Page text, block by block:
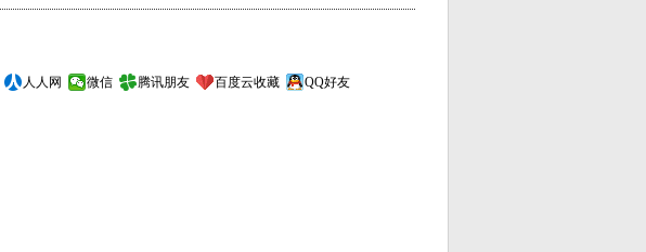
人人网 微信 腾讯朋友 百度云收藏
QQ好友